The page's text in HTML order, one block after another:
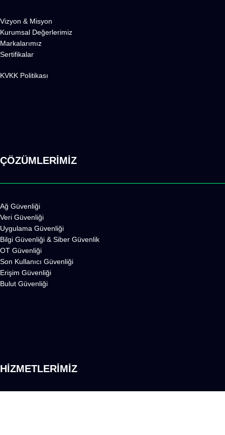
Vizyon & Misyon
Kurumsal Değerlerimiz
Markalarımız
Sertifikalar
KVKK Politikası
ÇÖZÜMLERİMİZ
Ağ Güvenliği
Veri Güvenliği
Uygulama Güvenliği
Bilgi Güvenliği & Siber Güvenlik
OT Güvenliği
Son Kullanıcı Güvenliği
Erişim Güvenliği
Bulut Güvenliği
HİZMETLERİMİZ